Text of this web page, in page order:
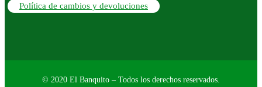
Política de cambios y devoluciones
© 2020 El Banquito – Todos los derechos reservados.